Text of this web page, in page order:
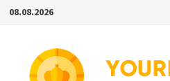
Перейти
содержимому
08.08.2026